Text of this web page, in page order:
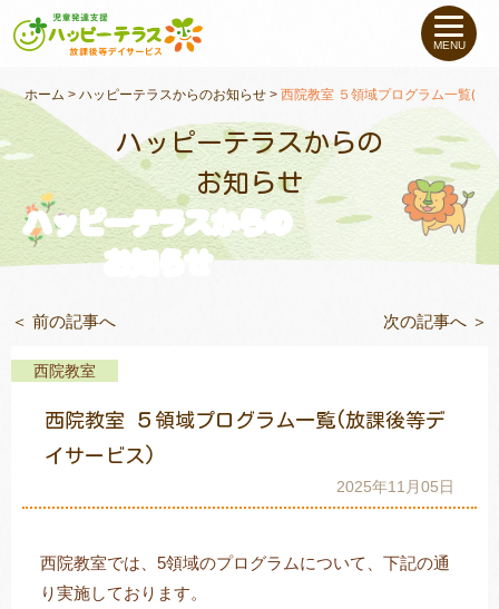
私たちについて
未就学のお子さま（０〜６才）
小学生〜高校生の お子さま
支援事例
教室一覧
トレキング
MENU
ホーム >ハッピーテラスからのお知らせ >西院教室 ５領域プログラム一覧(放
ハッピーテラスからの
お知らせ
ハッピーテラスからの
お知らせ
＜ 前の記事へ 次の記事へ ＞
西院教室
西院教室 ５領域プログラム一覧(放課後等デ
イサービス)
2025年11月05日
西院教室では、5領域のプログラムについて、下記の通
り実施しております。